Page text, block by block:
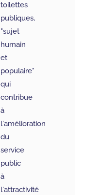
toilettes
publiques,
"sujet
humain
et
populaire"
qui
contribue
à
l'amélioration
du
service
public
à
l'attractivité